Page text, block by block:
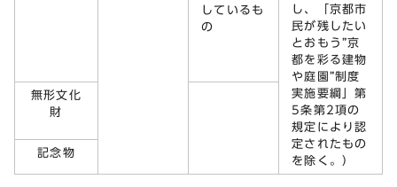
し、「京都市
民が残したい
とおもう”京
都を彩る建物
や庭園”制度
実施要綱」第
5条第2項の
規定により認
定されたもの
を除く。）
しているも
の
無形文化
財
記念物